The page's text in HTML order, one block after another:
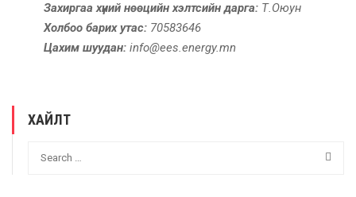
Захиргаа хүний нөөцийн хэлтсийн дарга: Т.Оюун
Холбоо барих утас: 70583646
Цахим шуудан: info@ees.energy.mn
ХАЙЛТ